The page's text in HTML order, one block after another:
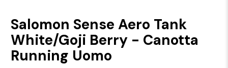
Salomon Sense Aero Tank
White/Goji Berry - Canotta
Running Uomo